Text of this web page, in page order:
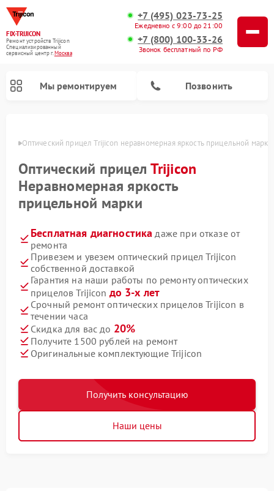
FIX-TRIJICON
Ремонт устройств Trijicon
Специализированный
cервисный центр г.Москва
+7 (495) 023-73-25
Ежедневно с 9:00 до 21:00
+7 (800) 100-33-26
Звонок бесплатный по РФ
Мы ремонтируем Позвонить
Оптический прицел Trijicon неравномерная яркость прицельной марки
Оптический прицелTrijicon
Неравномерная яркость
прицельной марки
Бесплатная диагностика даже при отказе от
ремонта
Привезем и увезем оптический прицел Trijicon
собственной доставкой
Гарантия на наши работы по ремонту оптических
прицелов Trijicon до 3-х лет
Срочный ремонт оптических прицелов Trijicon в
течении часа
Скидка для вас до 20%
Получите 1500 рублей на ремонт
Оригинальные комплектующие Trijicon
Получить консультацию
Наши цены